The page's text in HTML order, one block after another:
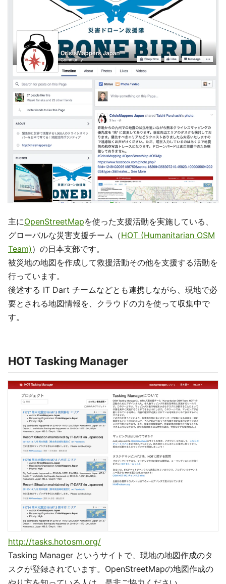
主にOpenStreetMapを使った支援活動を実施している、
グローバルな災害支援チーム（HOT (Humanitarian OSM
Team) ）の日本支部です。
被災地の地図を作成して救援活動その他を支援する活動を
行っています。
後述する IT Dart チームなどとも連携しながら、現地で必
要とされる地図情報を、クラウドの力を使って収集中で
す。
HOT Tasking Manager
http://tasks.hotosm.org/
Tasking Manager というサイトで、現地の地図作成のタ
スクが登録されています。OpenStreetMapの地図作成の